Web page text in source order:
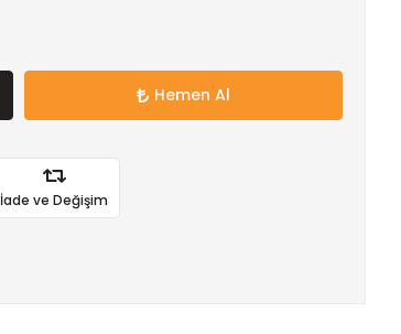
Hemen Al
İade ve Değişim